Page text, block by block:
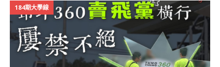
184期大學線